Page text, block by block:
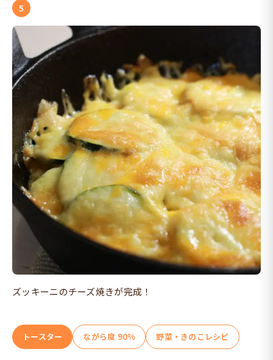
ズッキーニのチーズ焼きが完成！
トースター ながら度 90% 野菜・きのこレシピ